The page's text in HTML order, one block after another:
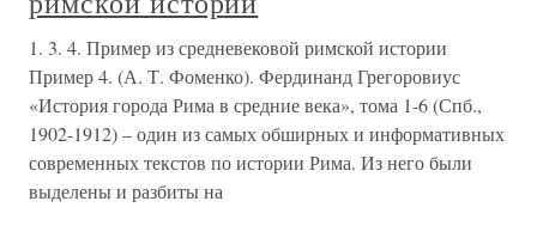
1. 3. 4. Пример из средневековой римской истории
Пример 4. (А. Т. Фоменко). Фердинанд Грегоровиус
«История города Рима в средние века», тома 1-6 (Спб.,
1902-1912) – один из самых обширных и информативных
современных текстов по истории Рима. Из него были
выделены и разбиты на